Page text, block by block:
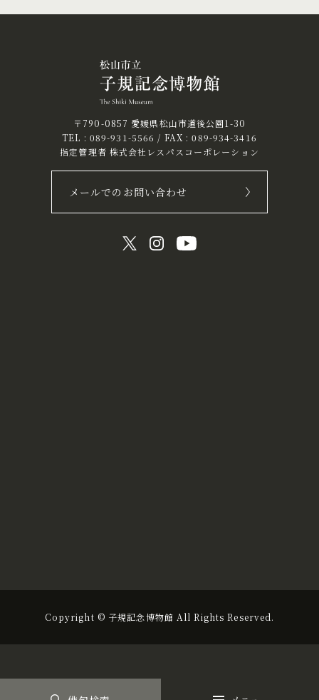
〒790-0857 愛媛県松山市道後公園1-30
TEL : 089-931-5566 / FAX : 089-934-3416
指定管理者 株式会社レスパスコーポレーション
メールでのお問い合わせ
Copyright © 子規記念博物館 All Rights Reserved.